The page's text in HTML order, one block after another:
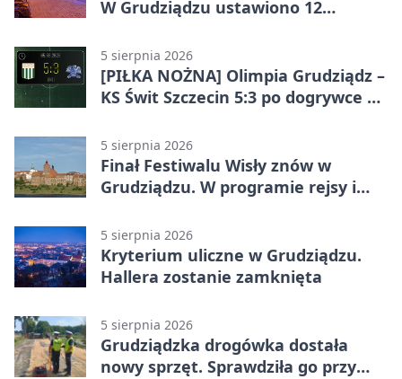
W Grudziądzu ustawiono 12
5 sierpnia 2026
[PIŁKA NOŻNA] Olimpia Grudziądz –
KS Świt Szczecin 5:3 po dogrywce w
odwrócili losy meczu
5 sierpnia 2026
Finał Festiwalu Wisły znów w
Grudziądzu. W programie rejsy i
5 sierpnia 2026
Kryterium uliczne w Grudziądzu.
Hallera zostanie zamknięta
5 sierpnia 2026
Grudziądzka drogówka dostała
nowy sprzęt. Sprawdziła go przy